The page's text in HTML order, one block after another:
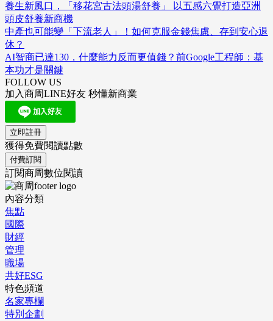
養生新風口，「移花宮古法頭湯舒養」 以五感六覺打造亞洲
頭皮舒養新商機
中產也可能變「下流老人」！如何克服金錢焦慮、存到安心退
休？
AI智商已達130，什麼能力反而更值錢？前Google工程師：基
本功才是關鍵
FOLLOW US
加入商周LINE好友 秒懂新商業
立即註冊
獲得免費閱讀點數
付費訂閱
訂閱商周數位閱讀
內容分類
焦點
國際
財經
管理
職場
共好ESG
特色頻道
名家專欄
特別企劃